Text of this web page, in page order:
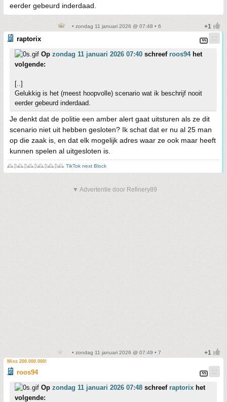
eerder gebeurd inderdaad.
• zondag 11 januari 2026 @ 07:48 • 6
raptorix
Op zondag 11 januari 2026 07:40 schreef roos94het
volgende:
[..]
Gelukkig is het (meest hoopvolle) scenario wat ik beschrijf nooit
eerder gebeurd inderdaad.
Je denkt dat de politie een amber alert gaat uitsturen als ze dit
scenario niet uit hebben gesloten? Ik schat dat er nu al 25 man
op die zaak is, en dat elk mogelijk adres waar ze ook maar heeft
kunnen spelen al uitgesloten is.
🕰️₿🕰️₿🕰️₿🕰️₿🕰️₿🕰️ TikTok next Block
▼ Advertentie door Refinery89
• zondag 11 januari 2026 @ 07:49 • 7
Miss 200.000.000!
roos94
Op zondag 11 januari 2026 07:48 schreef raptorix het
volgende: